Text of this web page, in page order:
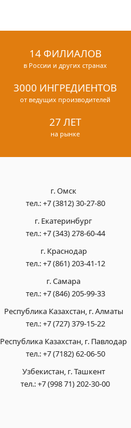
14 ФИЛИАЛОВ
в России и других странах
3000 ИНГРЕДИЕНТОВ
от ведущих производителей
27 ЛЕТ
на рынке
г. Омск
тел.:+7 (3812) 30-27-80
г. Екатеринбург
тел.:+7 (343) 278-60-44
г. Краснодар
тел.:+7 (861) 203-41-12
г. Самара
тел.:+7 (846) 205-99-33
Республика Казахстан, г. Алматы
тел.:+7 (727) 379-15-22
Республика Казахстан, г. Павлодар
тел.:+7 (7182) 62-06-50
Узбекистан, г. Ташкент
тел.:+7 (998 71) 202-30-00